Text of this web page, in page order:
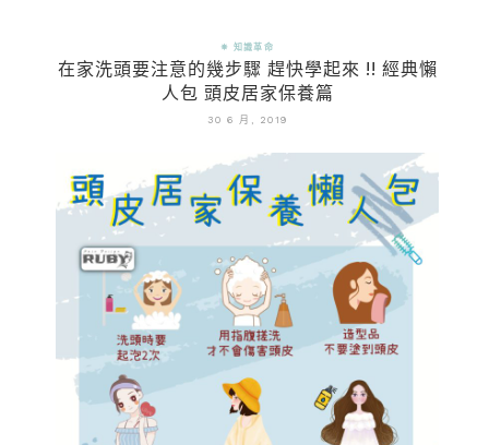
✵ 知識革命
在家洗頭要注意的幾步驟 趕快學起來 !! 經典懶
人包 頭皮居家保養篇
30 6 月, 2019